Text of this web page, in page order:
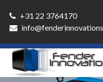
+31 22 3764170